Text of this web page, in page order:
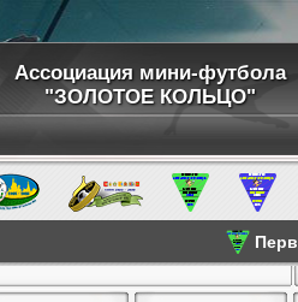
Ассоциация мини-футбола
"ЗОЛОТОЕ КОЛЬЦО"